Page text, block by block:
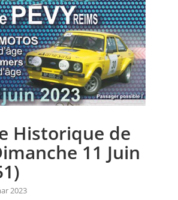
Historique de
11 Juin
2023